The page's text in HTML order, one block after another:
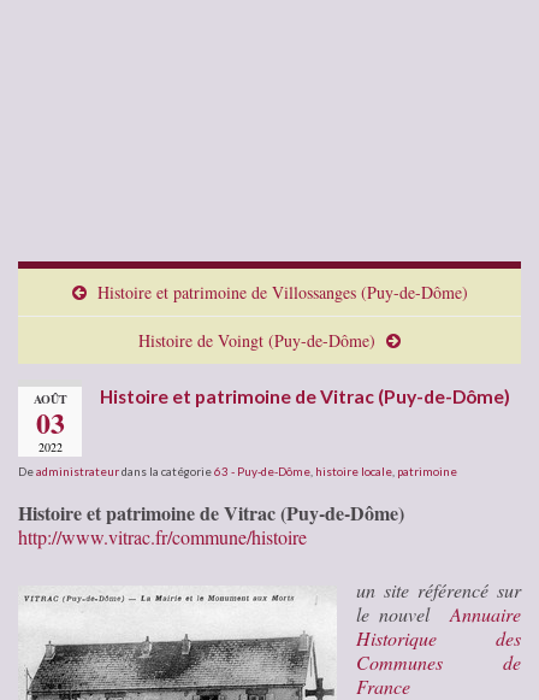
Histoire et patrimoine de Villossanges (Puy-de-Dôme)
Histoire de Voingt (Puy-de-Dôme)
AOÛT
03
2022
Histoire et patrimoine de Vitrac (Puy-de-Dôme)
Deadministrateurdans la catégorie63 - Puy-de-Dôme histoire locale patrimoine
Histoire et patrimoine de Vitrac (Puy-de-Dôme)
http://www.vitrac.fr/commune/histoire
un site référencé sur
le nouvel Annuaire
Historique des
Communes de
France